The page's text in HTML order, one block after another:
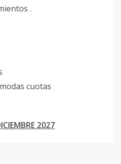
.
cuotas
2027